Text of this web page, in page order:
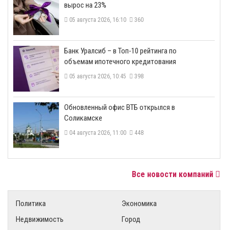
вырос на 23%
05 августа 2026, 16:10 360
​Банк Уралсиб – в Топ-10 рейтинга по
объемам ипотечного кредитования
05 августа 2026, 10:45 398
​Обновленный офис ВТБ открылся в
Соликамске
04 августа 2026, 11:00 448
Все новости компаний
Политика
Экономика
Недвижимость
Город